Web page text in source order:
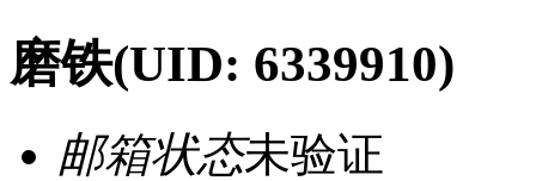
磨铁(UID: 6339910)
邮箱状态未验证